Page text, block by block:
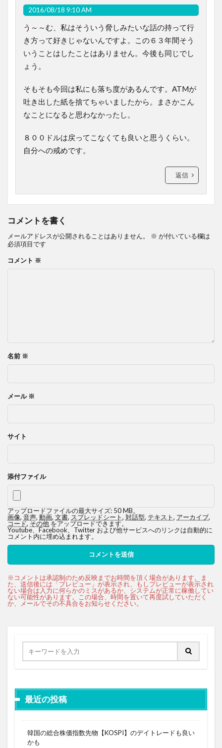
2016/08/18 9:10 AM
う～～む、私はそういう脅しみたいな話の持って行
き方って好きじゃないんですよ。この６３年間そう
いうことはしたことはありません。今後も同じでし
ょう。
そもそも今回は私にも落ち度があるんです。ATMが
吐き出した紙を捨てちゃいましたから。まさかこん
なことになると思わなかったし。
８００ドルは戻ってこなくても良いと思うくらい。
自分への戒めです。
返信
コメントを書く
メールアドレスが公開されることはありません。 ※ が付いている欄は
必須項目です
コメント ※
名前 ※
メール ※
サイト
添付ファイル
アップロードファイルの最大サイズ: 50 MB。
画像, 音声, 動画, 文書, スプレッドシート, 対話型, テキスト, アーカイブ,
コード,その他をアップロードできます。
Youtube、Facebook、Twitter および他サービスへのリンクは自動的に
コメント内に埋め込まれます。
最近の投稿
韓国の総合株価指数先物【KOSPI】のデイトレードも良い
かも